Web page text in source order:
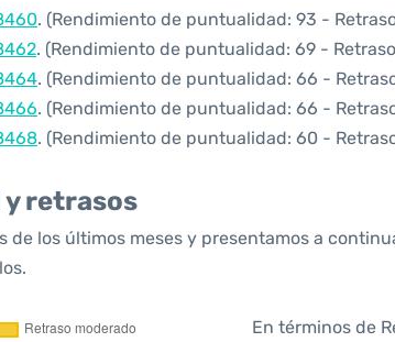
. (Rendimiento de puntualidad: 93 -
. (Rendimiento de puntualidad: 69 -
. (Rendimiento de puntualidad: 66 -
. (Rendimiento de puntualidad: 66 -
. (Rendimiento de puntualidad: 60 -
retrasos
de los últimos meses y presentamos a
En términos de